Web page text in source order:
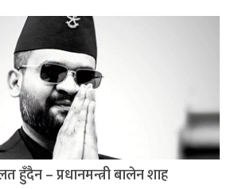
हुँदैन – प्रधानमन्त्री बालेन शाह